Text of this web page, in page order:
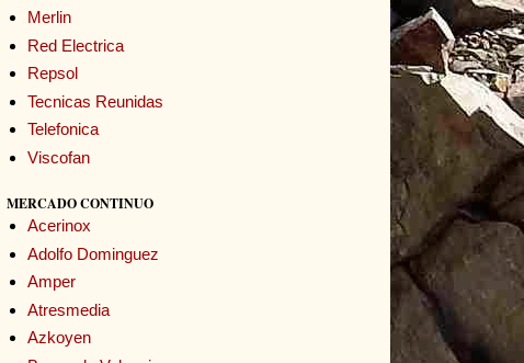
Merlin
Red Electrica
Repsol
Tecnicas Reunidas
Telefonica
Viscofan
MERCADO CONTINUO
Acerinox
Adolfo Dominguez
Amper
Atresmedia
Azkoyen